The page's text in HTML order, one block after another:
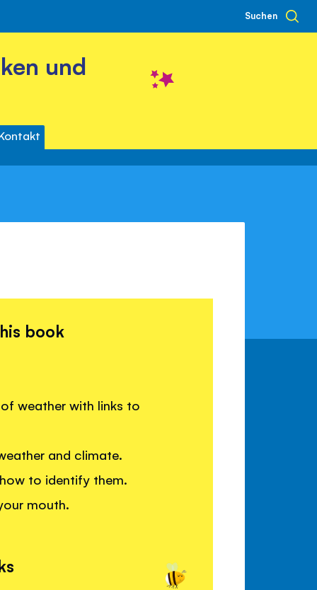
Suchen
und
book
weather with links to
and climate.
to identify them.
mouth.